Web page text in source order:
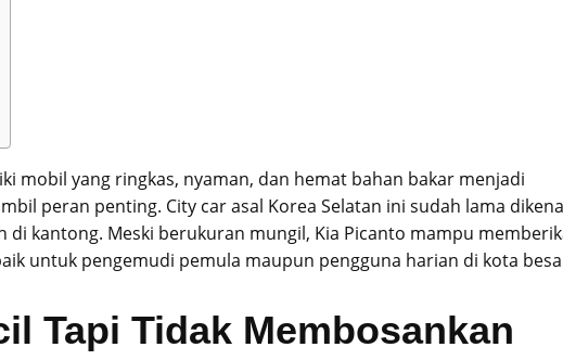
mobil yang ringkas, nyaman, dan hemat bahan bakar menjadi
peran penting. City car asal Korea Selatan ini sudah lama
di kantong. Meski berukuran mungil, Kia Picanto mampu
untuk pengemudi pemula maupun pengguna harian di kota
Tapi Tidak Membosankan